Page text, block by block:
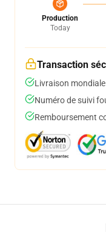
Production
Today
Transaction
Livraison
Numéro de suivi
Remboursement